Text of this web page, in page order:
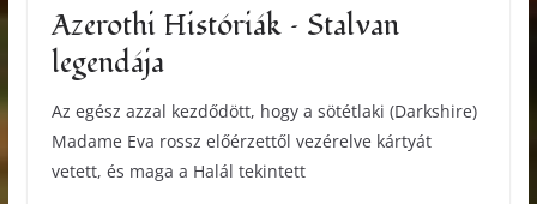
Azerothi Históriák – Stalvan
legendája
Az egész azzal kezdődött, hogy a sötétlaki (Darkshire)
Madame Eva rossz előérzettől vezérelve kártyát
vetett, és maga a Halál tekintett